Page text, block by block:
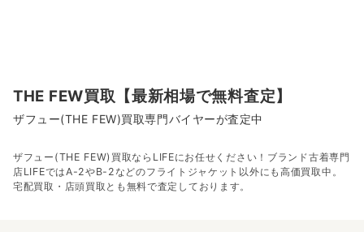
THE FEW買取【最新相場で無料査定】
ザフュー(THE FEW)買取専門バイヤーが査定中
ザフュー(THE FEW)買取ならLIFEにお任せください！ブランド古着専門
店LIFEではA-2やB-2などのフライトジャケット以外にも高価買取中。
宅配買取・店頭買取とも無料で査定しております。